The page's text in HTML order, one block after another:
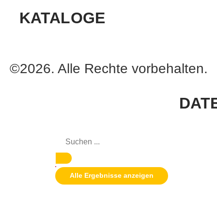
KATALOGE
©2026. Alle Rechte vorbehalten.
Alle Ergebnisse anzeigen